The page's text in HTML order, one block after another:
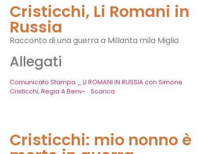
Cristicchi, Li Romani in
Russia
Racconto di una guerra a Millanta mila Miglia
Allegati
Comunicato Stampa _ LI ROMANI IN RUSSIA con Simone
Cristicchi, Regia A.Benv~
Scarica
Cristicchi: mio nonno è